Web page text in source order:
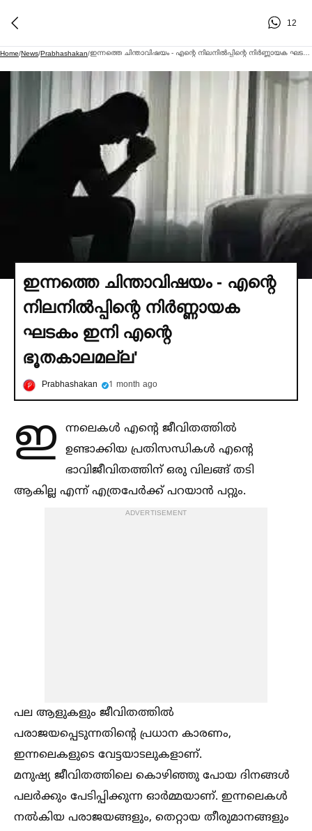
12
Home/News/Prabhashakan/
ഇന്നത്തെ ചിന്താവിഷയം - എന്റെ
നിലനില്‍പ്പിന്റെ നിര്‍ണ്ണായക
ഘടകം ഇനി എന്റെ
ഭൂതകാലമല്ല'
Prabhashakan 1 month ago
ഇ
ന്നലെകള്‍ എന്റെ ജീവിതത്തില്‍
ഉണ്ടാക്കിയ പ്രതിസന്ധികള്‍ എന്റെ
ഭാവിജീവിതത്തിന് ഒരു വിലങ്ങ് തടി
ആകില്ല എന്ന് എത്രപേര്‍ക്ക് പറയാന്‍ പറ്റും.
ADVERTISEMENT
പല ആളുകളും ജീവിതത്തില്‍
പരാജയപ്പെടുന്നതിന്റെ പ്രധാന കാരണം,
ഇന്നലെകളുടെ വേട്ടയാടലുകളാണ്.
മനുഷ്യ ജീവിതത്തിലെ കൊഴിഞ്ഞു പോയ ദിനങ്ങള്‍
പലര്‍ക്കും പേടിപ്പിക്കുന്ന ഓര്‍മ്മയാണ്. ഇന്നലെകള്‍
നല്‍കിയ പരാജയങ്ങളും, തെറ്റായ തീരുമാനങ്ങളും